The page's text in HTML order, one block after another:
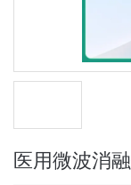
医用微波消